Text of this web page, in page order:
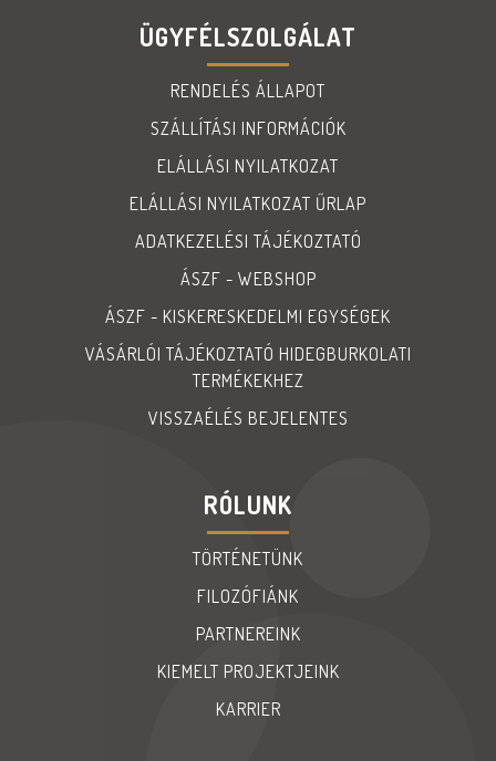
ÜGYFÉLSZOLGÁLAT
RENDELÉS ÁLLAPOT
SZÁLLÍTÁSI INFORMÁCIÓK
ELÁLLÁSI NYILATKOZAT
ELÁLLÁSI NYILATKOZAT ŰRLAP
ADATKEZELÉSI TÁJÉKOZTATÓ
ÁSZF - WEBSHOP
ÁSZF - KISKERESKEDELMI EGYSÉGEK
VÁSÁRLÓI TÁJÉKOZTATÓ HIDEGBURKOLATI
TERMÉKEKHEZ
VISSZAÉLÉS BEJELENTES
RÓLUNK
TÖRTÉNETÜNK
FILOZÓFIÁNK
PARTNEREINK
KIEMELT PROJEKTJEINK
KARRIER